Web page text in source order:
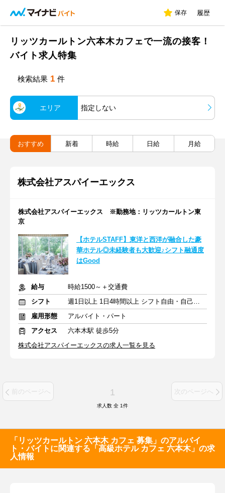
保存 履歴
リッツカールトン六本木カフェで一流の接客！
バイト求人特集
検索結果 1 件
エリア 指定しない
おすすめ 新着 時給 日給 月給
株式会社アスパイーエックス
株式会社アスパイーエックス ※勤務地：リッツカールトン東
京
【ホテルSTAFF】東洋と西洋が融合した豪
華ホテル◎未経験者も大歓迎♪シフト融通度
はGood
給与
時給1500～＋交通費
シフト
週1日以上 1日4時間以上 シフト自由・自己申告
雇用形態
アルバイト・パート
アクセス
六本木駅 徒歩5分
株式会社アスパイーエックスの求人一覧を見る
前のページへ 1 次のページへ
求人数 全 1件
「リッツカールトン 六本木 カフェ 募集」のアルバイ
ト・バイトに関連する「高級ホテル カフェ 六本木」の求
人情報